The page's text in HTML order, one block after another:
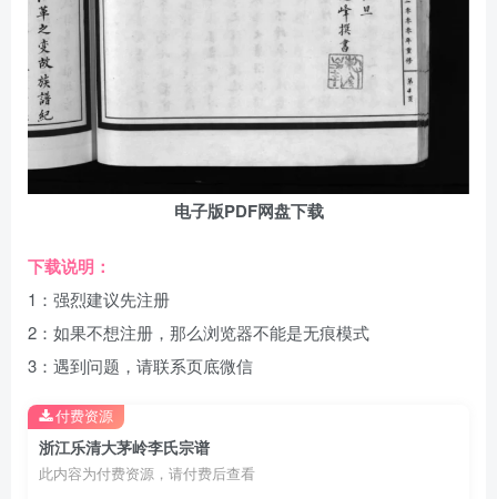
电子版PDF网盘下载
下载说明：
1：强烈建议先注册
2：如果不想注册，那么浏览器不能是无痕模式
3：遇到问题，请联系页底微信
浙江乐清大茅岭李氏宗谱
此内容为付费资源，请付费后查看
付费资源